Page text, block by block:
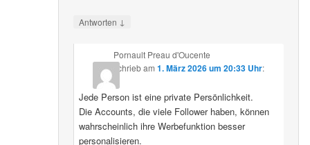
Antworten ↓
Pornault Preau d'Oucente
schriebam 1. März 2026 um 20:33 Uhr:
Jede Person ist eine private Persönlichkeit.
Die Accounts, die viele Follower haben, können
wahrscheinlich ihre Werbefunktion besser
personalisieren.